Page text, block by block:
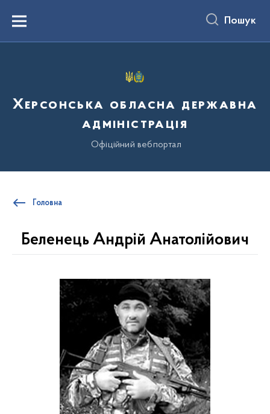
вмістуMenu Пошук
Херсонська обласна державна
адміністрація
Офіційний вебпортал
Головна
Беленець Андрій Анатолійович